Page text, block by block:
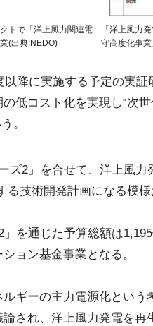
トで「洋上風力関連電
(出典:NEDO)
「洋上風力
守高度化事
降に実施する予定の実
低コスト化を実現し“次
。
ズ2」を合せて、洋上風
技術開発計画になる模様
」を通じた予算総額は
ョン基金事業となる。
ギーの主力電源化とい
され、洋上風力発電を